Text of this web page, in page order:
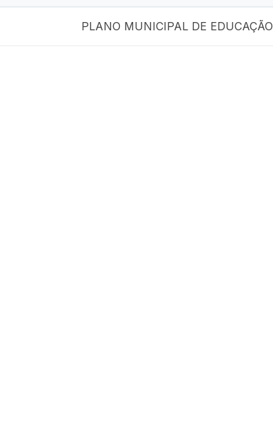
PLANO MUNICIPAL DE EDUCAÇÃO